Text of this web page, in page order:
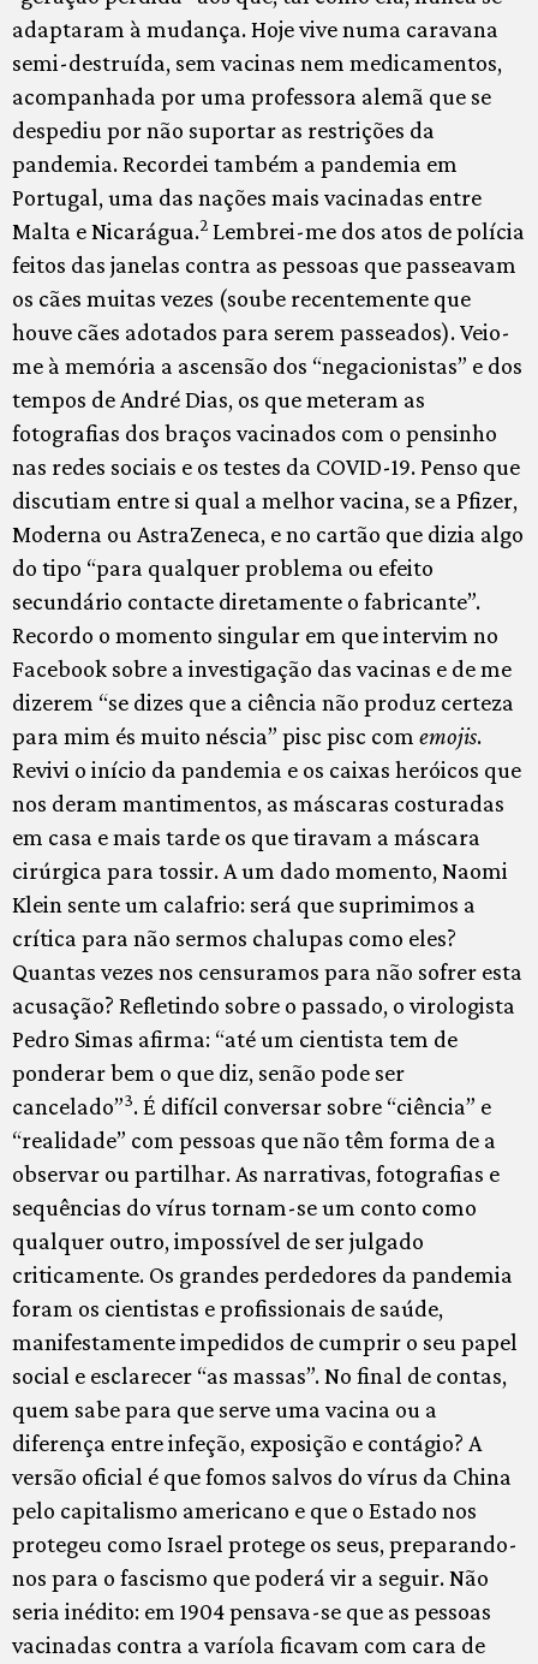
adaptaram à mudança. Hoje vive numa caravana
semi-destruída, sem vacinas nem medicamentos,
acompanhada por uma professora alemã que se
despediu por não suportar as restrições da
pandemia. Recordei também a pandemia em
Portugal, uma das nações mais vacinadas entre
Malta e Nicarágua.2 Lembrei-me dos atos de polícia
feitos das janelas contra as pessoas que passeavam
os cães muitas vezes (soube recentemente que
houve cães adotados para serem passeados). Veio-
me à memória a ascensão dos “negacionistas” e dos
tempos de André Dias, os que meteram as
fotografias dos braços vacinados com o pensinho
nas redes sociais e os testes da COVID-19. Penso que
discutiam entre si qual a melhor vacina, se a Pfizer,
Moderna ou AstraZeneca, e no cartão que dizia algo
do tipo “para qualquer problema ou efeito
secundário contacte diretamente o fabricante”.
Recordo o momento singular em que intervim no
Facebook sobre a investigação das vacinas e de me
dizerem “se dizes que a ciência não produz certeza
para mim és muito néscia” pisc pisc com emojis.
Revivi o início da pandemia e os caixas heróicos que
nos deram mantimentos, as máscaras costuradas
em casa e mais tarde os que tiravam a máscara
cirúrgica para tossir. A um dado momento, Naomi
Klein sente um calafrio: será que suprimimos a
crítica para não sermos chalupas como eles?
Quantas vezes nos censuramos para não sofrer esta
acusação? Refletindo sobre o passado, o virologista
Pedro Simas afirma: “até um cientista tem de
ponderar bem o que diz, senão pode ser
cancelado”3. É difícil conversar sobre “ciência” e
“realidade” com pessoas que não têm forma de a
observar ou partilhar. As narrativas, fotografias e
sequências do vírus tornam-se um conto como
qualquer outro, impossível de ser julgado
criticamente. Os grandes perdedores da pandemia
foram os cientistas e profissionais de saúde,
manifestamente impedidos de cumprir o seu papel
social e esclarecer “as massas”. No final de contas,
quem sabe para que serve uma vacina ou a
diferença entre infeção, exposição e contágio? A
versão oficial é que fomos salvos do vírus da China
pelo capitalismo americano e que o Estado nos
protegeu como Israel protege os seus, preparando-
nos para o fascismo que poderá vir a seguir. Não
seria inédito: em 1904 pensava-se que as pessoas
vacinadas contra a varíola ficavam com cara de